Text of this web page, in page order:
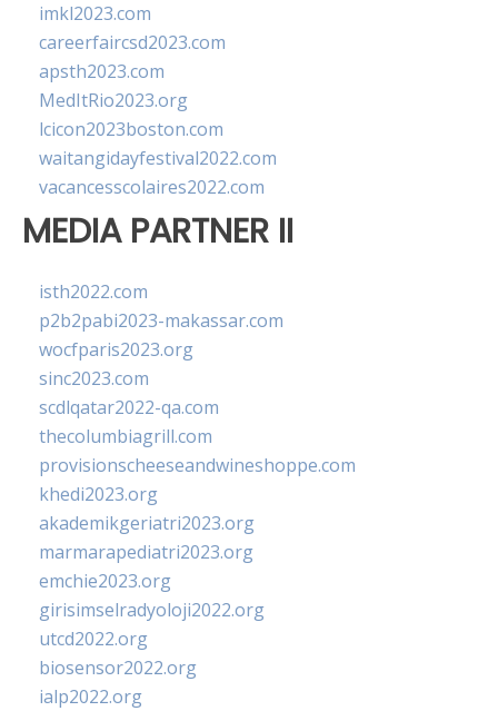
imkl2023.com
careerfaircsd2023.com
apsth2023.com
MedItRio2023.org
lcicon2023boston.com
waitangidayfestival2022.com
vacancesscolaires2022.com
MEDIA PARTNER II
isth2022.com
p2b2pabi2023-makassar.com
wocfparis2023.org
sinc2023.com
scdlqatar2022-qa.com
thecolumbiagrill.com
provisionscheeseandwineshoppe.com
khedi2023.org
akademikgeriatri2023.org
marmarapediatri2023.org
emchie2023.org
girisimselradyoloji2022.org
utcd2022.org
biosensor2022.org
ialp2022.org